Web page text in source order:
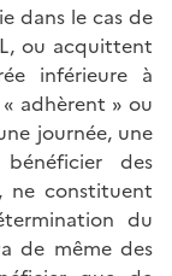
dans le cas de
ou acquittent
inférieure à
adhèrent » ou
journée, une
des
ne constituent
du
de même des